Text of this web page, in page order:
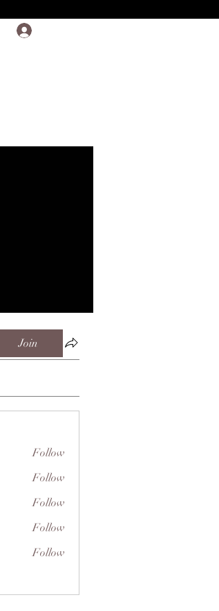
Join
Follow
Follow
Follow
Follow
Follow